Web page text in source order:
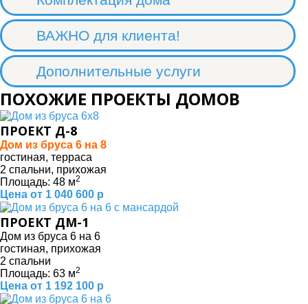
ВАЖНО для клиента!
Дополнительные услуги
ПОХОЖИЕ ПРОЕКТЫ ДОМОВ
ПРОЕКТ Д-8
Дом из бруса 6 на 8
гостиная, терраса
2 спальни, прихожая
Площадь: 48 м2
Цена от 1 040 600 р
ПРОЕКТ ДМ-1
Дом из бруса 6 на 6
гостиная, прихожая
2 спальни
Площадь: 63 м2
Цена от 1 192 100 р